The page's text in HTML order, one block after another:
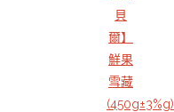
貝
爾】
鮮果
雪藏
(450g±3%g)